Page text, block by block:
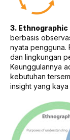
3.
berbasis
nyata pengguna.
dan lingkungan
Keunggulannya
kebutuhan
insight yang